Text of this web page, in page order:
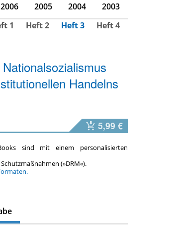
2006 2005 2004 2003
1 Heft 2 Heft 3 Heft 4
Handelns
5,99 €
sind mit einem personalisierten
(»DRM«).